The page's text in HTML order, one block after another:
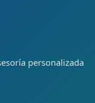
personalizada